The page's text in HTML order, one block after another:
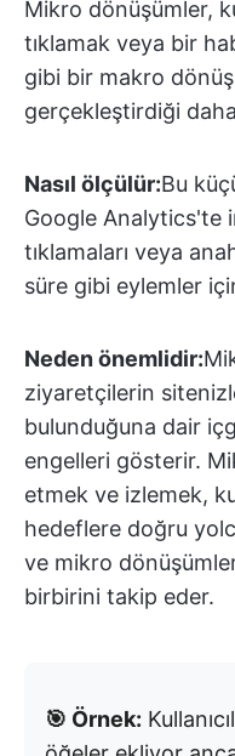
Mikro dönüşümler,
tıklamak veya bir
gibi bir makro
gerçekleştirdiği
Nasıl ölçülür:Bu
Google Analytics'te
tıklamaları veya
süre gibi eylemler
Neden önemlidir:
ziyaretçilerin
bulunduğuna dair
engelleri gösterir.
etmek ve izlemek,
hedeflere doğru
ve mikro
birbirini takip eder.
🎯 Örnek: